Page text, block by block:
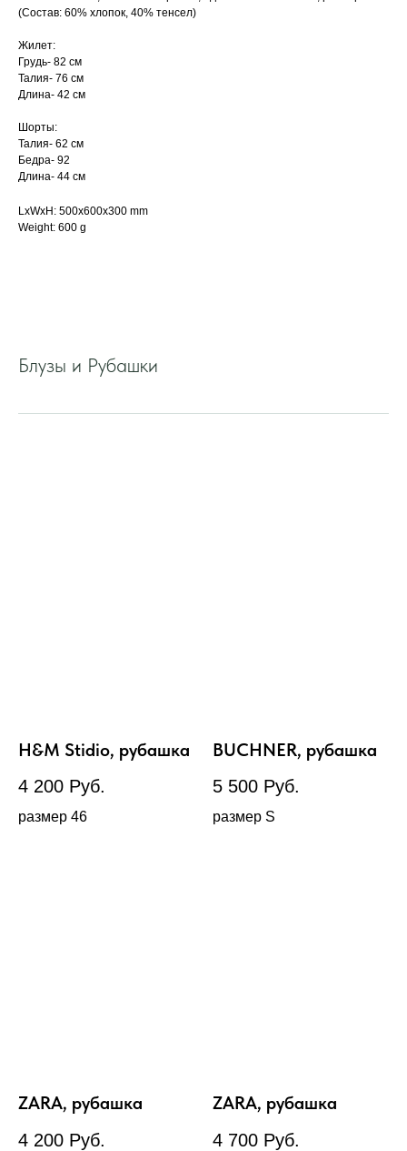
(Состав: 60% хлопок, 40% тенсел)
Жилет:
Грудь- 82 см
Талия- 76 см
Длина- 42 см
Шорты:
Талия- 62 см
Бедра- 92
Длина- 44 см
LxWxH: 500x600x300 mm
Weight: 600 g
Блузы и Рубашки
H&M Stidio, рубашка
4 200 Руб.
размер 46
BUCHNER, рубашка
5 500 Руб.
размер S
ZARA, рубашка
4 200 Руб.
ZARA, рубашка
4 700 Руб.